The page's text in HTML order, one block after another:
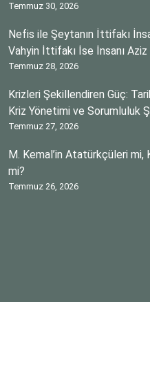
Temmuz 30, 2026
Nefis ile Şeytanın İttifakı
Vahyin İttifakı İse İnsanı
Temmuz 28, 2026
Krizleri Şekillendiren Güç:
Kriz Yönetimi ve Sorumluluk
Temmuz 27, 2026
M. Kemal’in Atatürkçüleri mi,
mi?
Temmuz 26, 2026